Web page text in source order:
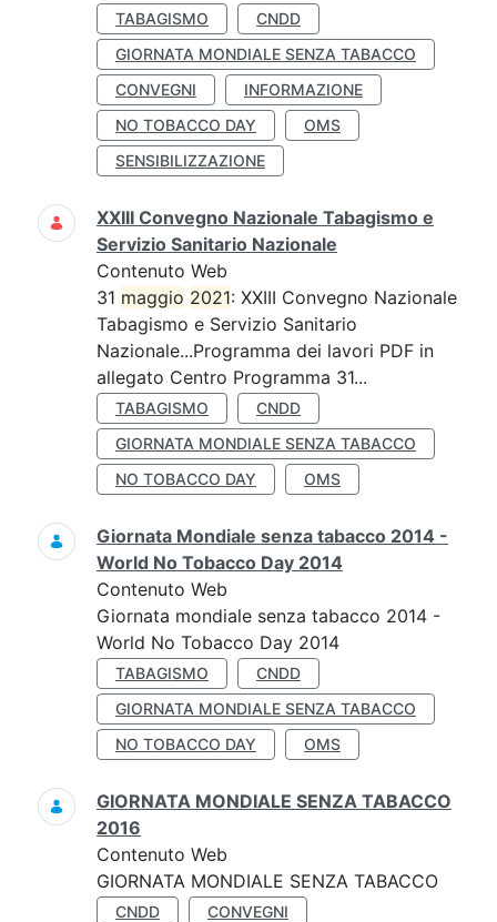
TABAGISMO
CNDD
GIORNATA MONDIALE SENZA TABACCO
CONVEGNI
INFORMAZIONE
NO TOBACCO DAY
OMS
SENSIBILIZZAZIONE
XXIII Convegno Nazionale Tabagismo e
Servizio Sanitario Nazionale
Contenuto Web
31 maggio 2021: XXIII Convegno Nazionale
Tabagismo e Servizio Sanitario
Nazionale...Programma dei lavori PDF in
allegato Centro Programma 31...
TABAGISMO
CNDD
GIORNATA MONDIALE SENZA TABACCO
NO TOBACCO DAY
OMS
Giornata Mondiale senza tabacco 2014 -
World No Tobacco Day 2014
Contenuto Web
Giornata mondiale senza tabacco 2014 -
World No Tobacco Day 2014
TABAGISMO
CNDD
GIORNATA MONDIALE SENZA TABACCO
NO TOBACCO DAY
OMS
GIORNATA MONDIALE SENZA TABACCO
2016
Contenuto Web
GIORNATA MONDIALE SENZA TABACCO
CNDD
CONVEGNI